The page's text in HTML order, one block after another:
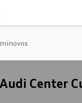
Audi Center